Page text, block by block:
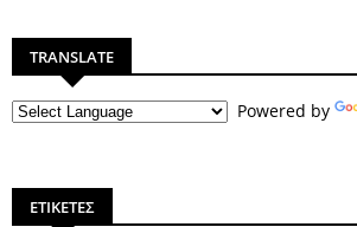
TRANSLATE
Powered by
ΕΤΙΚΕΤΕΣ